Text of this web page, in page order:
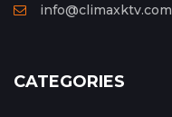
info@climaxktv.com
CATEGORIES